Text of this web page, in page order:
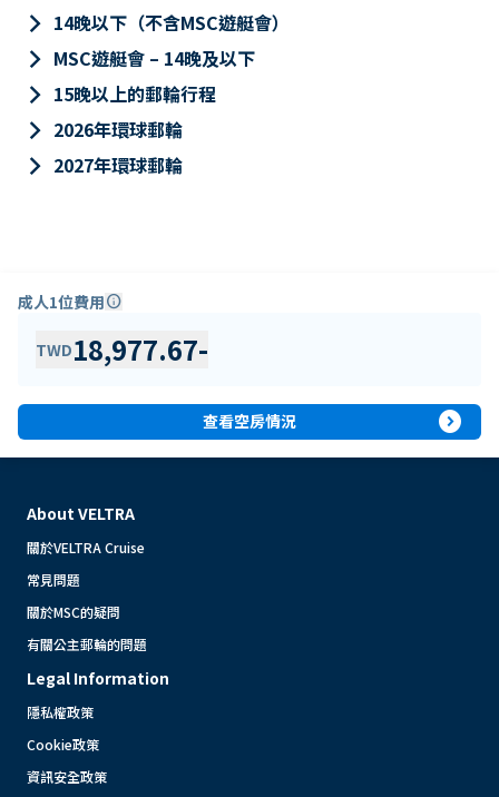
keyboard_arrow_right 14晚以下（不含MSC遊艇會）
keyboard_arrow_right MSC遊艇會 – 14晚及以下
keyboard_arrow_right 15晚以上的郵輪行程
keyboard_arrow_right 2026年環球郵輪
keyboard_arrow_right 2027年環球郵輪
成人1位費用info
TWD18,977.67-
查看空房情況 expand_circle_right
About VELTRA
關於VELTRA Cruise
常見問題
關於MSC的疑問
有關公主郵輪的問題
Legal Information
隱私權政策
Cookie政策
資訊安全政策